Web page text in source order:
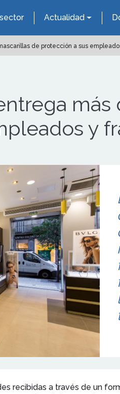
Actualidad
de protección a sus
y
recibidas a través de un